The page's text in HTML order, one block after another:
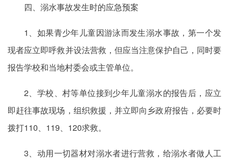
四、溺水事故发生时的应急预案
1、如果青少年儿童因游泳而发生溺水事故，第一个发
现者应立即呼救并设法营救，但应当注意保护自己，同时要
报告学校和当地村委会或主管单位。
2、学校、村等单位接到少年儿童溺水的报告后，应立
即赶往事故现场，组织救援，并立即向乡政府报告，必要时
拨打110、119、120求救。
3、动用一切器材对溺水者进行营救，给溺水者做人工